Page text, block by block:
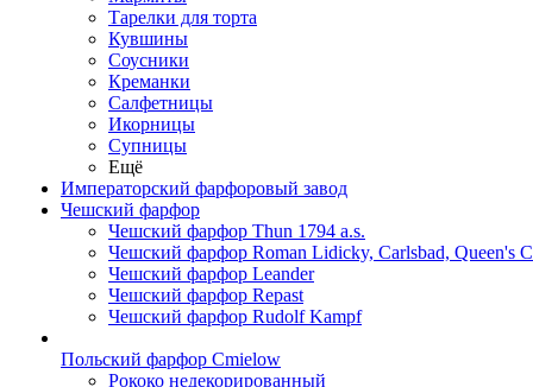
Тарелки для торта
Кувшины
Соусники
Креманки
Салфетницы
Икорницы
Супницы
Ещё
Императорский фарфоровый завод
Чешский фарфор
Чешский фарфор Thun 1794 a.s.
Чешский фарфор Roman Lidicky, Carlsbad, Queen's
Чешский фарфор Leander
Чешский фарфор Repast
Чешский фарфор Rudolf Kampf
Польский фарфор Сmielow
Рококо недекорированный